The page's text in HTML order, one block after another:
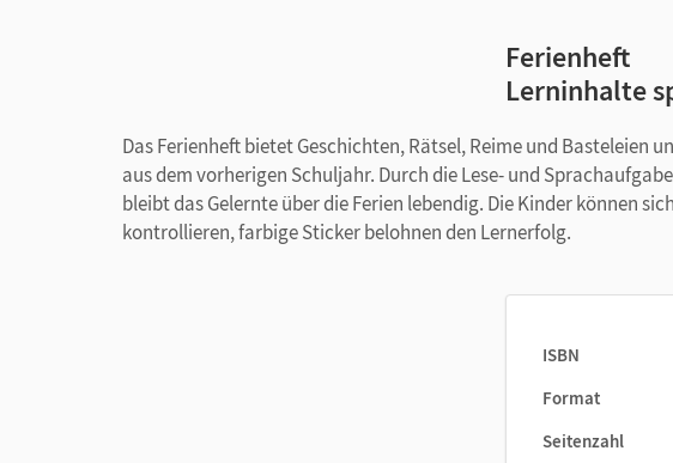
Ferienheft
Lerninhalte
Das Ferienheft bietet Geschichten, Rätsel, Reime und Basteleien
aus dem vorherigen Schuljahr. Durch die Lese- und
bleibt das Gelernte über die Ferien lebendig. Die Kinder können
kontrollieren, farbige Sticker belohnen den Lernerfolg.
ISBN
Format
Seitenzahl